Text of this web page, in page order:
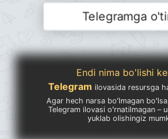
Telegramga
Endi nima bo'lishi
Telegram ilovasida resursga
Agar hech narsa boʻlmagan
Telegram ilovasi oʻrnatilmagan –
yuklab olishingiz